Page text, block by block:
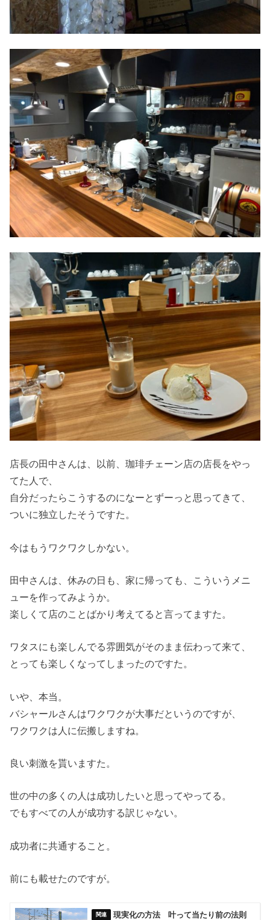
店長の田中さんは、以前、珈琲チェーン店の店長をやっ
てた人で、
自分だったらこうするのになーとずーっと思ってきて、
ついに独立したそうですた。
今はもうワクワクしかない。
田中さんは、休みの日も、家に帰っても、こういうメニ
ューを作ってみようか。
楽しくて店のことばかり考えてると言ってますた。
ワタスにも楽しんでる雰囲気がそのまま伝わって来て、
とっても楽しくなってしまったのですた。
いや、本当。
バシャールさんはワクワクが大事だというのですが、
ワクワクは人に伝搬しますね。
良い刺激を貰いますた。
世の中の多くの人は成功したいと思ってやってる。
でもすべての人が成功する訳じゃない。
成功者に共通すること。
前にも載せたのですが。
現実化の方法 叶って当たり前の法則